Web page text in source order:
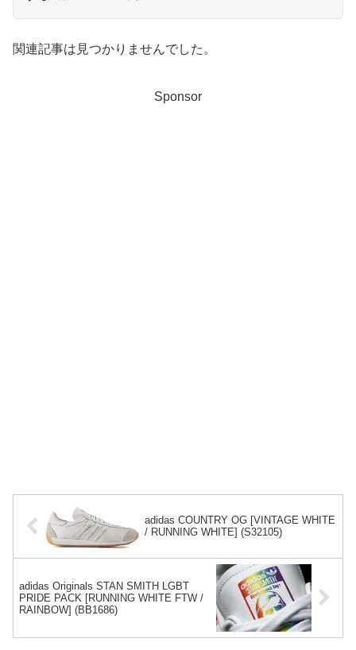
関連記事は見つかりませんでした。
Sponsor
adidas COUNTRY OG [VINTAGE WHITE
/ RUNNING WHITE] (S32105)
adidas Originals STAN SMITH LGBT
PRIDE PACK [RUNNING WHITE FTW /
RAINBOW] (BB1686)